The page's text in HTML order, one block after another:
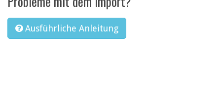
Ausführliche Anleitung